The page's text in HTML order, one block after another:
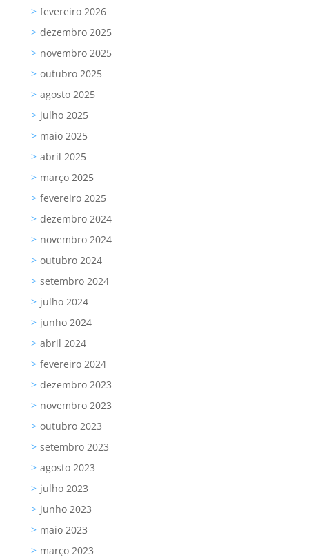
fevereiro 2026
dezembro 2025
novembro 2025
outubro 2025
agosto 2025
julho 2025
maio 2025
abril 2025
março 2025
fevereiro 2025
dezembro 2024
novembro 2024
outubro 2024
setembro 2024
julho 2024
junho 2024
abril 2024
fevereiro 2024
dezembro 2023
novembro 2023
outubro 2023
setembro 2023
agosto 2023
julho 2023
junho 2023
maio 2023
março 2023